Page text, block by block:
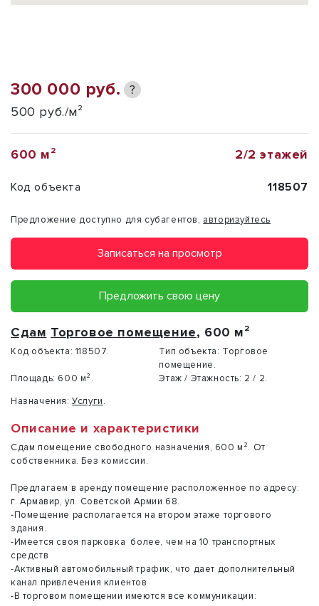
300 000 руб. ?
500 руб./м²
600 м² 2/2 этажей
Код объекта 118507
Предложение доступно для субагентов, авторизуйтесь
Записаться на просмотр
Предложить свою цену
Сдам Торговое помещение, 600 м²
Код объекта: 118507. Тип объекта: Торговое
помещение.
Площадь: 600 м². Этаж / Этажность: 2 / 2.
Назначения: Услуги.
Описание и характеристики
Сдам помещение свободного назначения, 600 м². От
собственника. Без комиссии.
Предлагаем в аренду помещение расположенное по адресу:
г. Армавир, ул. Советской Армии 68.
-Помещение располагается на втором этаже торгового
здания.
-Имеется своя парковка более, чем на 10 транспортных
средств
-Активный автомобильный трафик, что дает дополнительный
канал привлечения клиентов
-В торговом помещении имеются все коммуникации: